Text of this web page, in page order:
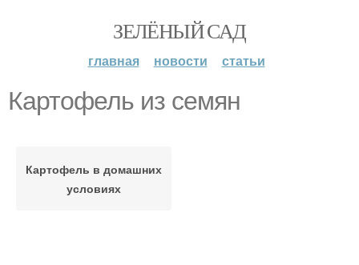
ЗЕЛЁНЫЙ САД
главная новости статьи
Картофель из семян
Картофель в домашних
условиях